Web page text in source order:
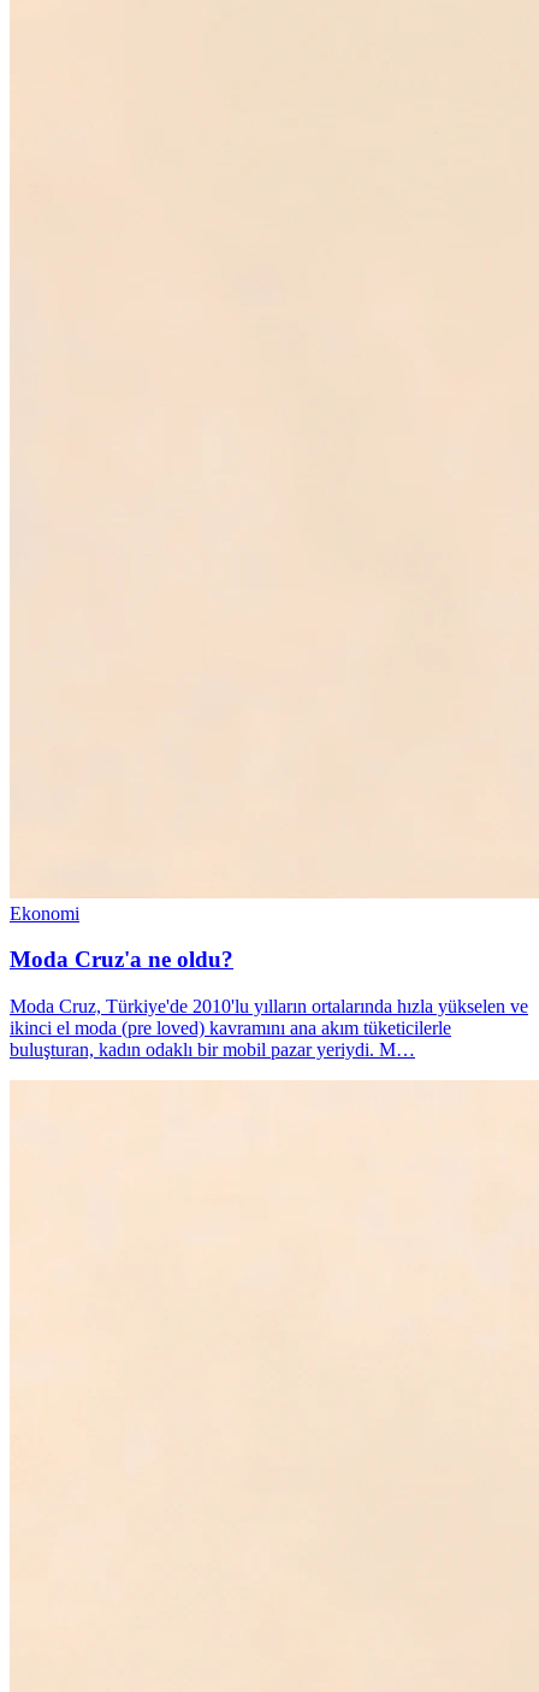
Ekonomi
Moda Cruz'a ne oldu?
Moda Cruz, Türkiye'de 2010'lu yılların ortalarında hızla yükselen ve
ikinci el moda (pre loved) kavramını ana akım tüketicilerle
buluşturan, kadın odaklı bir mobil pazar yeriydi. M…